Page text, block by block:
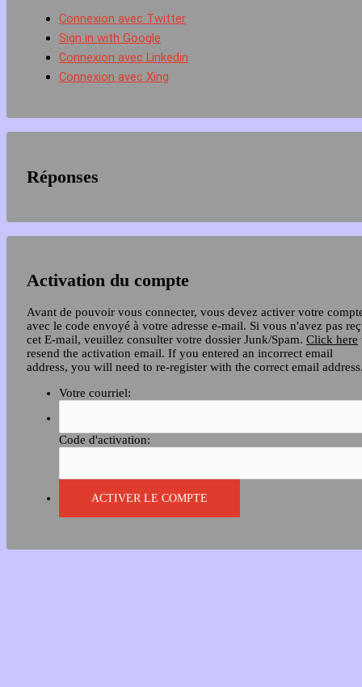
Connexion avec Twitter
Sign in with Google
Connexion avec Linkedin
Connexion avec Xing
Réponses
Activation du compte
Avant de pouvoir vous connecter, vous devez activer votre
avec le code envoyé à votre adresse e-mail. Si vous n'avez pas
cet E-mail, veuillez consulter votre dossier Junk/Spam. Click here
resend the activation email. If you entered an incorrect email
address, you will need to re-register with the correct email
Votre courriel:
Code d'activation: